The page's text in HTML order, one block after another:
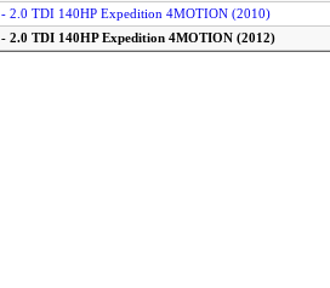
- 2.0 TDI 140HP Expedition 4MOTION (2010)
- 2.0 TDI 140HP Expedition 4MOTION (2012)